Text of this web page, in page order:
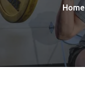
Home